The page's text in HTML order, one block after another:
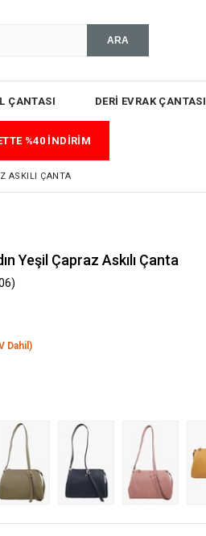
ÇANTASI DERİ EVRAK ÇANTASI
%40 İNDİRİM
ASKILI ÇANTA
Yeşil Çapraz Askılı Çanta
Dahil)